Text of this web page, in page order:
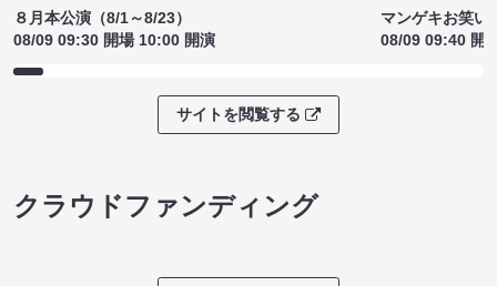
８月本公演（8/1～8/23）
08/09 09:30 開場 10:00 開演
マンゲキお笑い
08/09 09:40 開
サイトを閲覧する
クラウドファンディング